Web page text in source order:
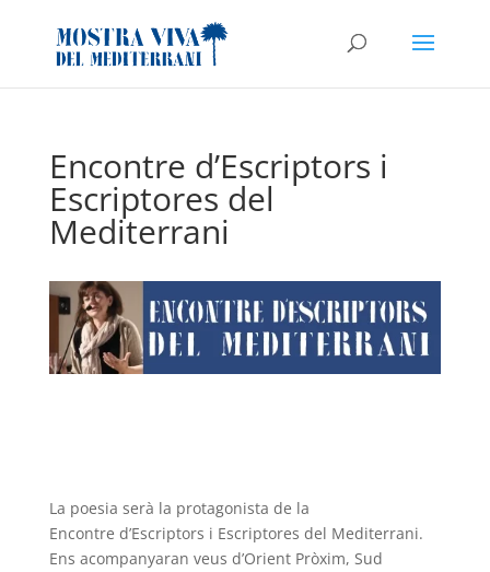
Encontre d’Escriptors i
Escriptores del
Mediterrani
La poesia serà la protagonista de la
Encontre d’Escriptors i Escriptores del Mediterrani.
Ens acompanyaran veus d’Orient Pròxim, Sud